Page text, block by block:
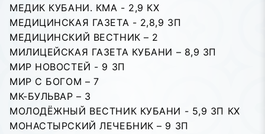
МЕДИК КУБАНИ. КМА - 2,9 КХ
МЕДИЦИНСКАЯ ГАЗЕТА - 2,8,9 ЗП
МЕДИЦИНСКИЙ ВЕСТНИК – 2
МИЛИЦЕЙСКАЯ ГАЗЕТА КУБАНИ – 8,9 ЗП
МИР НОВОСТЕЙ - 9 ЗП
МИР С БОГОМ – 7
МК-БУЛЬВАР – 3
МОЛОДЁЖНЫЙ ВЕСТНИК КУБАНИ - 5,9 ЗП КХ
МОНАСТЫРСКИЙ ЛЕЧЕБНИК – 9 ЗП